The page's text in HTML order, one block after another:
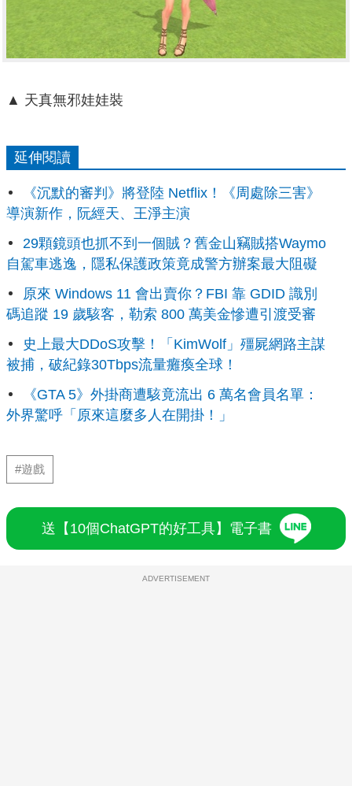
▲ 天真無邪娃娃裝
延伸閱讀
《沉默的審判》將登陸 Netflix！《周處除三害》
導演新作，阮經天、王淨主演
29顆鏡頭也抓不到一個賊？舊金山竊賊搭Waymo
自駕車逃逸，隱私保護政策竟成警方辦案最大阻礙
原來 Windows 11 會出賣你？FBI 靠 GDID 識別
碼追蹤 19 歲駭客，勒索 800 萬美金慘遭引渡受審
史上最大DDoS攻擊！「KimWolf」殭屍網路主謀
被捕，破紀錄30Tbps流量癱瘓全球！
《GTA 5》外掛商遭駭竟流出 6 萬名會員名單：
外界驚呼「原來這麼多人在開掛！」
#遊戲
送【10個ChatGPT的好工具】電子書
ADVERTISEMENT